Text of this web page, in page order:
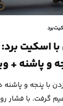
اسکیت
و پاشنه +
با پنجه و پاشنه
گرفت. با فشار